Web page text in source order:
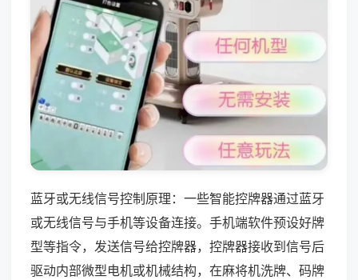
蓝牙或无线信号控制原理：一些智能控牌器通过蓝牙
或无线信号与手机等设备连接。手机端软件预设好牌
型等指令，发送信号给控牌器，控牌器接收到信号后
驱动内部微型电机或机械结构，在麻将机洗牌、码牌